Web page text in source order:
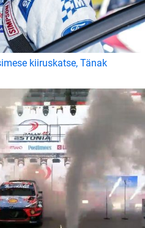
kiiruskatse, Tänak